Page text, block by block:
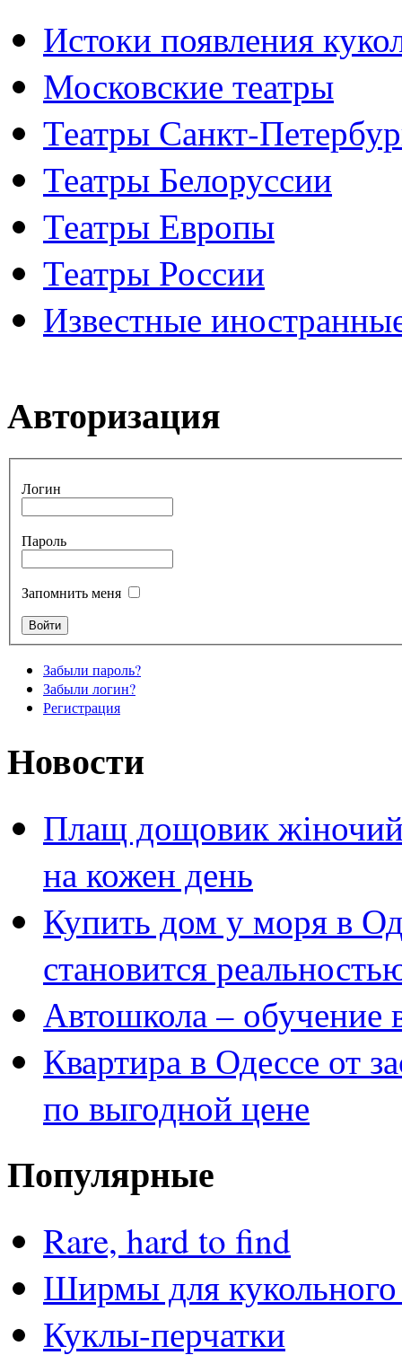
Истоки появления
Московские театры
Театры Санкт-
Театры Белоруссии
Театры Европы
Театры России
Известные
Авторизация
Логин
Пароль
Запомнить меня
Забыли пароль?
Забыли логин?
Регистрация
Новости
Плащ дощовик
на кожен день
Купить дом у моря в
становится
Автошкола – обучение
Квартира в Одессе от
по выгодной цене
Популярные
Rare, hard to find
Ширмы для кукольного
Куклы-перчатки